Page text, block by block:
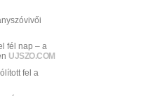
fél nap – a
UJSZO.COM
fel a